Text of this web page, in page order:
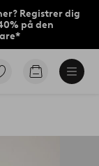
Registrer dig
på den
Gå